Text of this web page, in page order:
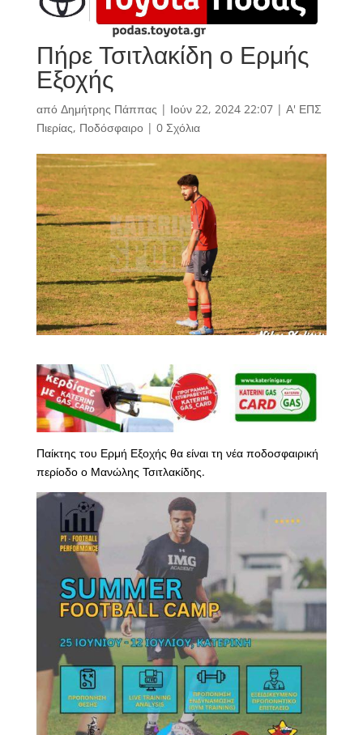
Πήρε Τσιτλακίδη ο Ερμής
Εξοχής
από Δημήτρης Πάππας | Ιούν 22, 2024 22:07| Α' ΕΠΣ
Πιερίας, Ποδόσφαιρο| 0 Σχόλια
Παίκτης του Ερμή Εξοχής θα είναι τη νέα ποδοσφαιρική
περίοδο ο Μανώλης Τσιτλακίδης.